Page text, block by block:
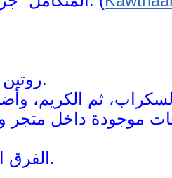
روتين العناية بالجسم لا يحتاج لخبطة.
السكراب، ثم الكريم،
الفرق الحقيقي لا يصنعه عدد الخطوات.